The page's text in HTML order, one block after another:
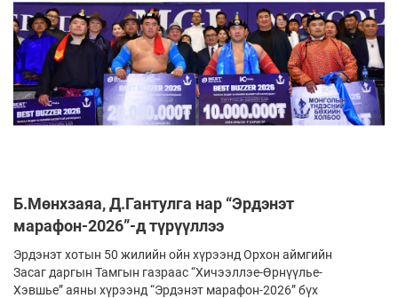
Б.Мөнхзаяа, Д.Гантулга нар “Эрдэнэт
марафон-2026”-д түрүүллээ
Эрдэнэт хотын 50 жилийн ойн хүрээнд Орхон аймгийн
Засаг даргын Тамгын газраас “Хичээллэе-Өрнүүлье-
Хэвшье” аяны хүрээнд “Эрдэнэт марафон-2026” бүх